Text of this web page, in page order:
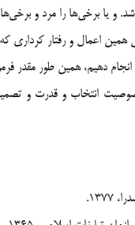
دهيم، همين طور مقدر
انتخاب و قدرت و